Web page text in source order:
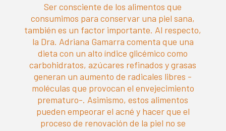
Ser consciente de los alimentos que
consumimos para conservar una piel sana,
también es un factor importante. Al respecto,
la Dra. Adriana Gamarra comenta que una
dieta con un alto índice glicémico como
carbohidratos, azúcares refinados y grasas
generan un aumento de radicales libres -
moléculas que provocan el envejecimiento
prematuro-. Asimismo, estos alimentos
pueden empeorar el acné y hacer que el
proceso de renovación de la piel no se